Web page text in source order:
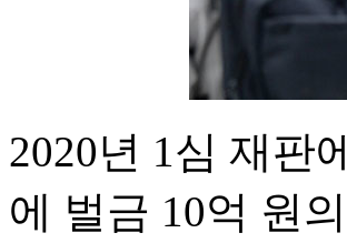
2020년 1심 재판
에 벌금 10억 원